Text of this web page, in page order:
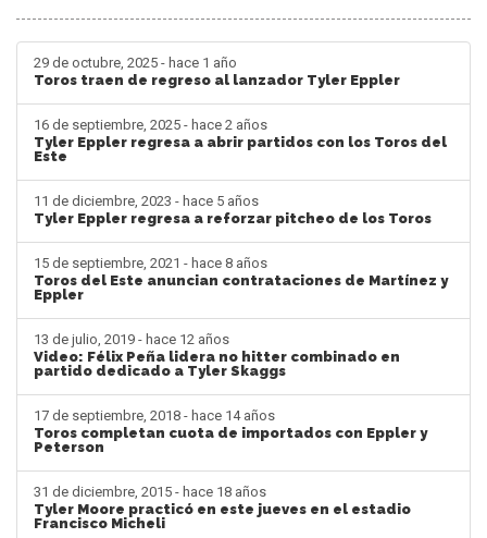
29 de octubre, 2025 - hace 1 año
Toros traen de regreso al lanzador Tyler Eppler
16 de septiembre, 2025 - hace 2 años
Tyler Eppler regresa a abrir partidos con los Toros del
Este
11 de diciembre, 2023 - hace 5 años
Tyler Eppler regresa a reforzar pitcheo de los Toros
15 de septiembre, 2021 - hace 8 años
Toros del Este anuncian contrataciones de Martínez y
Eppler
13 de julio, 2019 - hace 12 años
Video: Félix Peña lidera no hitter combinado en
partido dedicado a Tyler Skaggs
17 de septiembre, 2018 - hace 14 años
Toros completan cuota de importados con Eppler y
Peterson
31 de diciembre, 2015 - hace 18 años
Tyler Moore practicó en este jueves en el estadio
Francisco Micheli